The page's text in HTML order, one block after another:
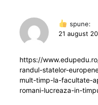
spune:
21 august
https://
randul-statelor-
mult-timp-la-facultate-
romani-lucreaza-in-